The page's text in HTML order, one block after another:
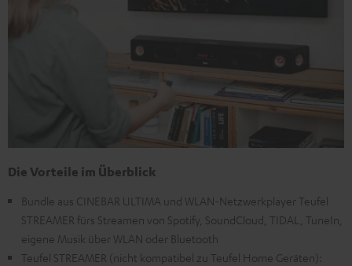
Die Vorteile im Überblick
Bundle aus CINEBAR ULTIMA und WLAN-Netzwerkplayer Teufel
STREAMER fürs Streamen von Spotify, SoundCloud, TIDAL, TuneIn,
eigene Musik über WLAN oder Bluetooth
Teufel STREAMER (nicht kompatibel zu Teufel Home Geräten):